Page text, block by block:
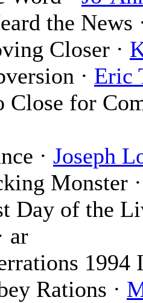
the News
Closer ·
· Eric
Close for
· Joseph
Monster
Day of the
ar
1994
Rations ·